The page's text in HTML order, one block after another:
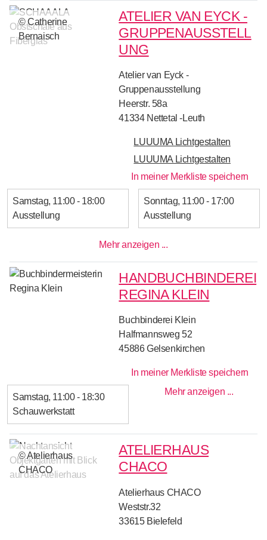
© Catherine
Bernaisch
ATELIER VAN EYCK -
GRUPPENAUSSTELL
UNG
Atelier van Eyck -
Gruppenausstellung
Heerstr. 58a
41334 Nettetal -Leuth
LUUUMA Lichtgestalten
LUUUMA Lichtgestalten
In meiner Merkliste speichern
Samstag 11:00 - 18:00
Ausstellung
Sonntag 11:00 - 17:00
Ausstellung
Mehr anzeigen ...
HANDBUCHBINDEREI
REGINA KLEIN
Buchbinderei Klein
Halfmannsweg 52
45886 Gelsenkirchen
In meiner Merkliste speichern
Samstag 11:00 - 18:30
Schauwerkstatt
Mehr anzeigen ...
© Atelierhaus
CHACO
ATELIERHAUS
CHACO
Atelierhaus CHACO
Weststr.32
33615 Bielefeld